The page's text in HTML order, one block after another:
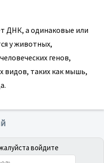
ДНК, а одинаковые или
у животных,
генов,
видов, таких как мышь,
войдите